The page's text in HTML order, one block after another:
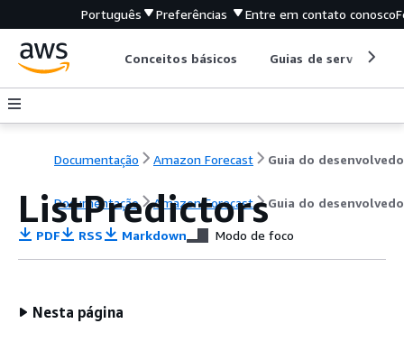
Português Preferências Entre em contato conosco
Conceitos básicos Guias de serviço
Documentação Amazon Forecast Guia do
Documentação Amazon Forecast Guia do
ListPredictors
PDF RSS Markdown Modo de foco
Nesta página